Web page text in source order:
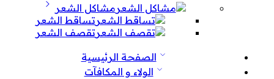
مشاكل الشعر
تساقط الشعر
تقصف الشعر
الصفحة الرئيسية
الولاء و المكافآت